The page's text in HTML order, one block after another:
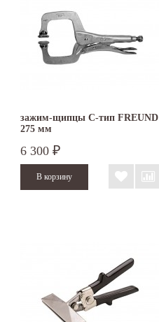
зажим-щипцы С-тип FREUND
275 мм
6 300 ₽